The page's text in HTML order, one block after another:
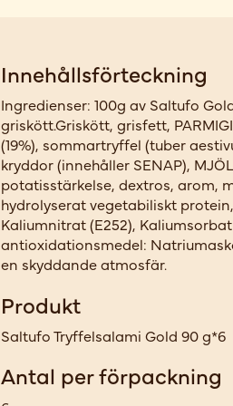
Innehållsförteckning
Ingredienser: 100g av Saltufo
griskött.Griskött, grisfett,
(19%), sommartryffel (tuber
kryddor (innehåller SENAP),
potatisstärkelse, dextros, arom,
hydrolyserat vegetabiliskt
Kaliumnitrat (E252),
antioxidationsmedel:
en skyddande atmosfär.
Produkt
Saltufo Tryffelsalami Gold 90 g*6
Antal per förpackning